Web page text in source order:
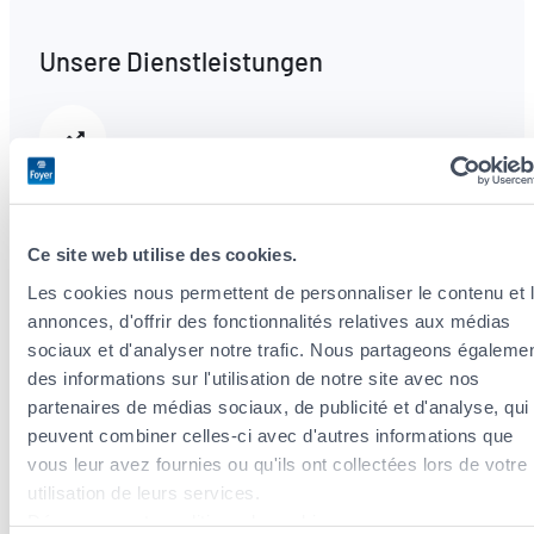
Ce site web utilise des cookies.
Les cookies nous permettent de personnaliser le contenu et
annonces, d'offrir des fonctionnalités relatives aux médias
sociaux et d'analyser notre trafic. Nous partageons
des informations sur l'utilisation de notre site avec nos
partenaires de médias sociaux, de publicité et d'analyse, qui
peuvent combiner celles-ci avec d'autres informations que
vous leur avez fournies ou qu'ils ont collectées lors de votre
utilisation de leurs services.
Unsere Dienstleistungen
zu Steuerabzügen im Rahmen Ihrer
Vorsorge- und Vermögensversicherung
Umfassende und flexible Lösungen, die an
Ihren Lebenszyklus angepasst sind.